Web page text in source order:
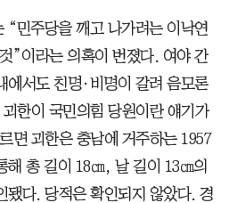
“민주당을 깨고 나가려는 이낙연
”이라는 의혹이 번졌다. 여야 간
에서도 친명·비명이 갈려 음모론
한이 국민의힘 당원이란 얘기가
면 괴한은 충남에 거주하는 1957
해 총 길이 18㎝, 날 길이 13㎝의
됐다. 당적은 확인되지 않았다. 경